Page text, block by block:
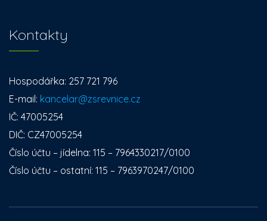
Kontakty
Hospodářka: 257 721 796
E-mail: kancelar@zsrevnice.cz
IČ: 47005254
DIČ: CZ47005254
Číslo účtu – jídelna: 115 – 7964330217/0100
Číslo účtu – ostatní: 115 – 7963970247/0100